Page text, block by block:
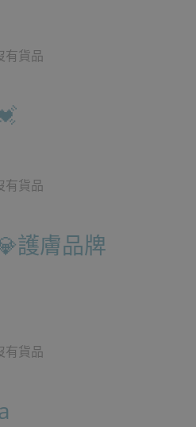
有貨品
有貨品
護膚品牌
有貨品